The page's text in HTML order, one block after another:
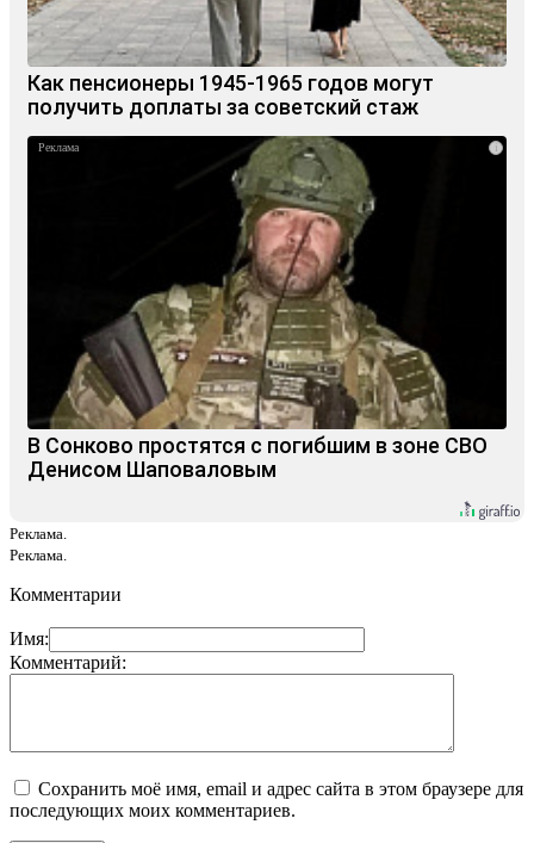
Как пенсионеры 1945-1965 годов могут
получить доплаты за советский стаж
i
В Сонково простятся с погибшим в зоне СВО
Денисом Шаповаловым
Реклама.
Реклама.
Комментарии
Имя:
Комментарий:
Сохранить моё имя, email и адрес сайта в этом браузере для
последующих моих комментариев.